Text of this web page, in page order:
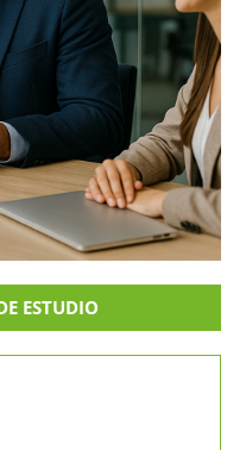
ESTUDIO